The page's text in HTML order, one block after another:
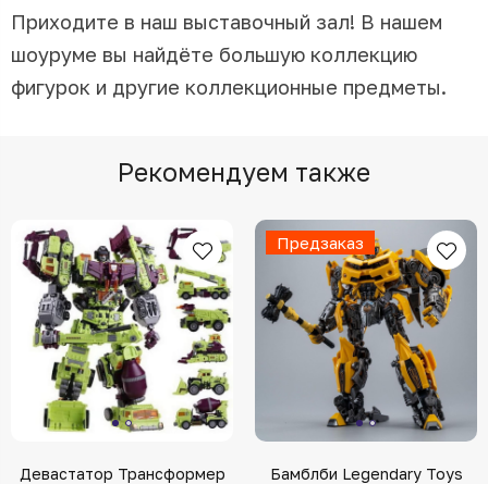
Приходите в наш выставочный зал! В нашем
шоуруме вы найдёте большую коллекцию
фигурок и другие коллекционные предметы.
Рекомендуем также
Девастатор Трансформер
Предзаказ
Бамблби Legendary Toys